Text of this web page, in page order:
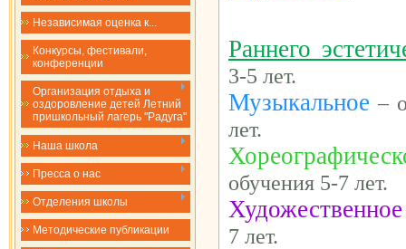
Независимая оценка к...
Конкурсы, фестивали,
конференции
Организация отдыха и
оздоровление детей Летний
пришкольный лагерь "Радуга"
Наша школа
Пресса о нас
Отделения школы
Методические публикации
Раннего
3-5 лет.
Музыкальное –
лет.
обучения 5-7 лет.
Художественное
7 лет.